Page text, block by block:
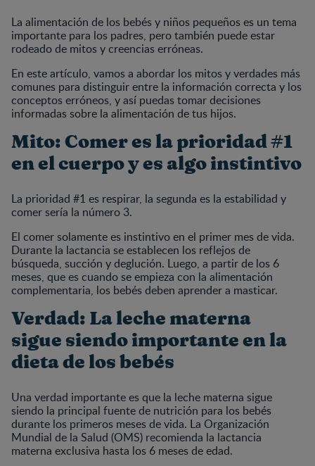
La alimentación de los bebés y niños pequeños es un tema
importante para los padres, pero también puede estar
rodeado de mitos y creencias erróneas.
En este artículo, vamos a abordar los mitos y verdades más
comunes para distinguir entre la información correcta y los
conceptos erróneos, y así puedas tomar decisiones
informadas sobre la alimentación de tus hijos.
Mito: Comer es la prioridad #1
en el cuerpo y es algo instintivo
La prioridad #1 es respirar, la segunda es la estabilidad y
comer sería la número 3.
El comer solamente es instintivo en el primer mes de vida.
Durante la lactancia se establecen los reflejos de
búsqueda, succión y deglución. Luego, a partir de los 6
meses, que es cuando se empieza con la alimentación
complementaria, los bebés deben aprender a masticar.
Verdad: La leche materna
sigue siendo importante en la
dieta de los bebés
Una verdad importante es que la leche materna sigue
siendo la principal fuente de nutrición para los bebés
durante los primeros meses de vida. La Organización
Mundial de la Salud (OMS) recomienda la lactancia
materna exclusiva hasta los 6 meses de edad.